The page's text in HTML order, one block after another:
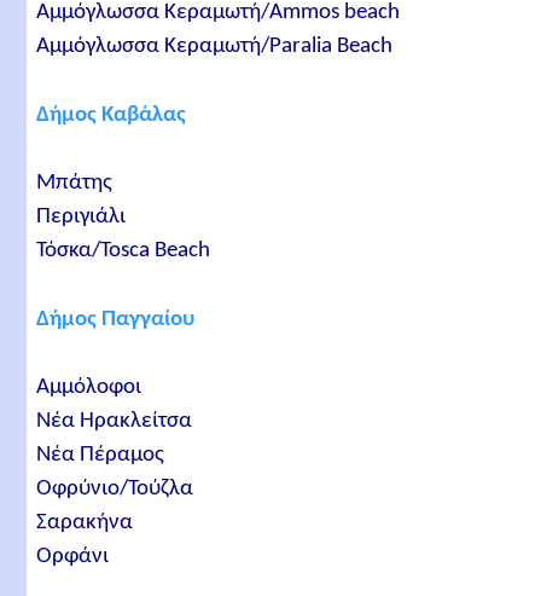
Αμμόγλωσσα Κεραμωτή/Ammos beach
Αμμόγλωσσα Κεραμωτή/Paralia Beach
Δήμος Καβάλας
Μπάτης
Περιγιάλι
Τόσκα/Tosca Beach
Δήμος Παγγαίου
Αμμόλοφοι
Νέα Ηρακλείτσα
Νέα Πέραμος
Οφρύνιο/Τούζλα
Σαρακήνα
Ορφάνι